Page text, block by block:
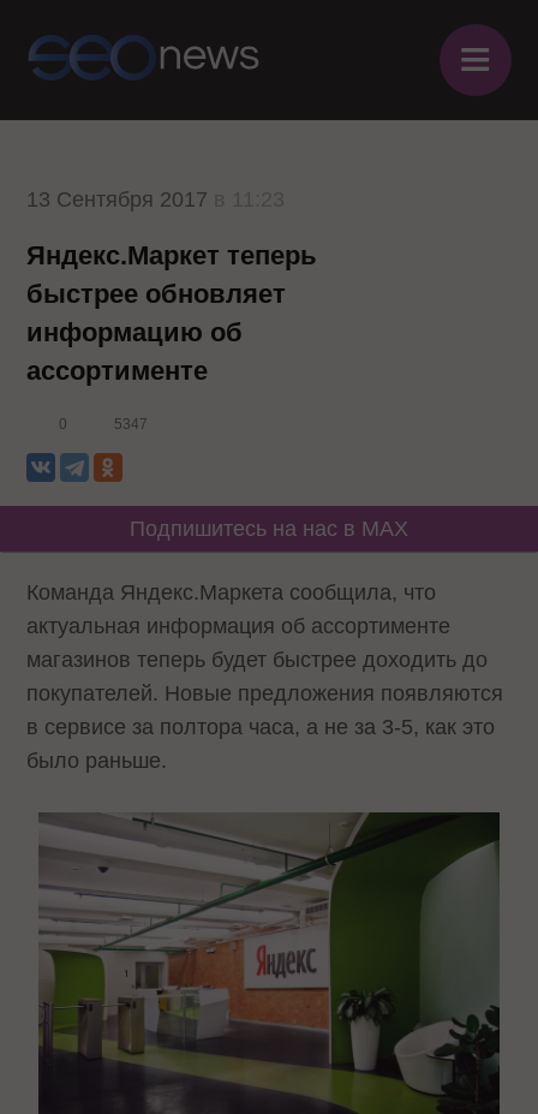
≡
13 Сентября 2017
Яндекс.Маркет теперь
быстрее обновляет
информацию об
ассортименте
0 5347
Подпишитесь на нас в MAX
Команда Яндекс.Маркета сообщила, что
актуальная информация об ассортименте
магазинов теперь будет быстрее доходить до
покупателей. Новые предложения появляются
в сервисе за полтора часа, а не за 3-5, как это
было раньше.